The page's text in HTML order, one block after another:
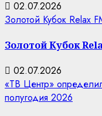
02.07.2026
Золотой Кубок Relax
Золотой Кубок
02.07.2026
«ТВ Центр»
полугодия 2026